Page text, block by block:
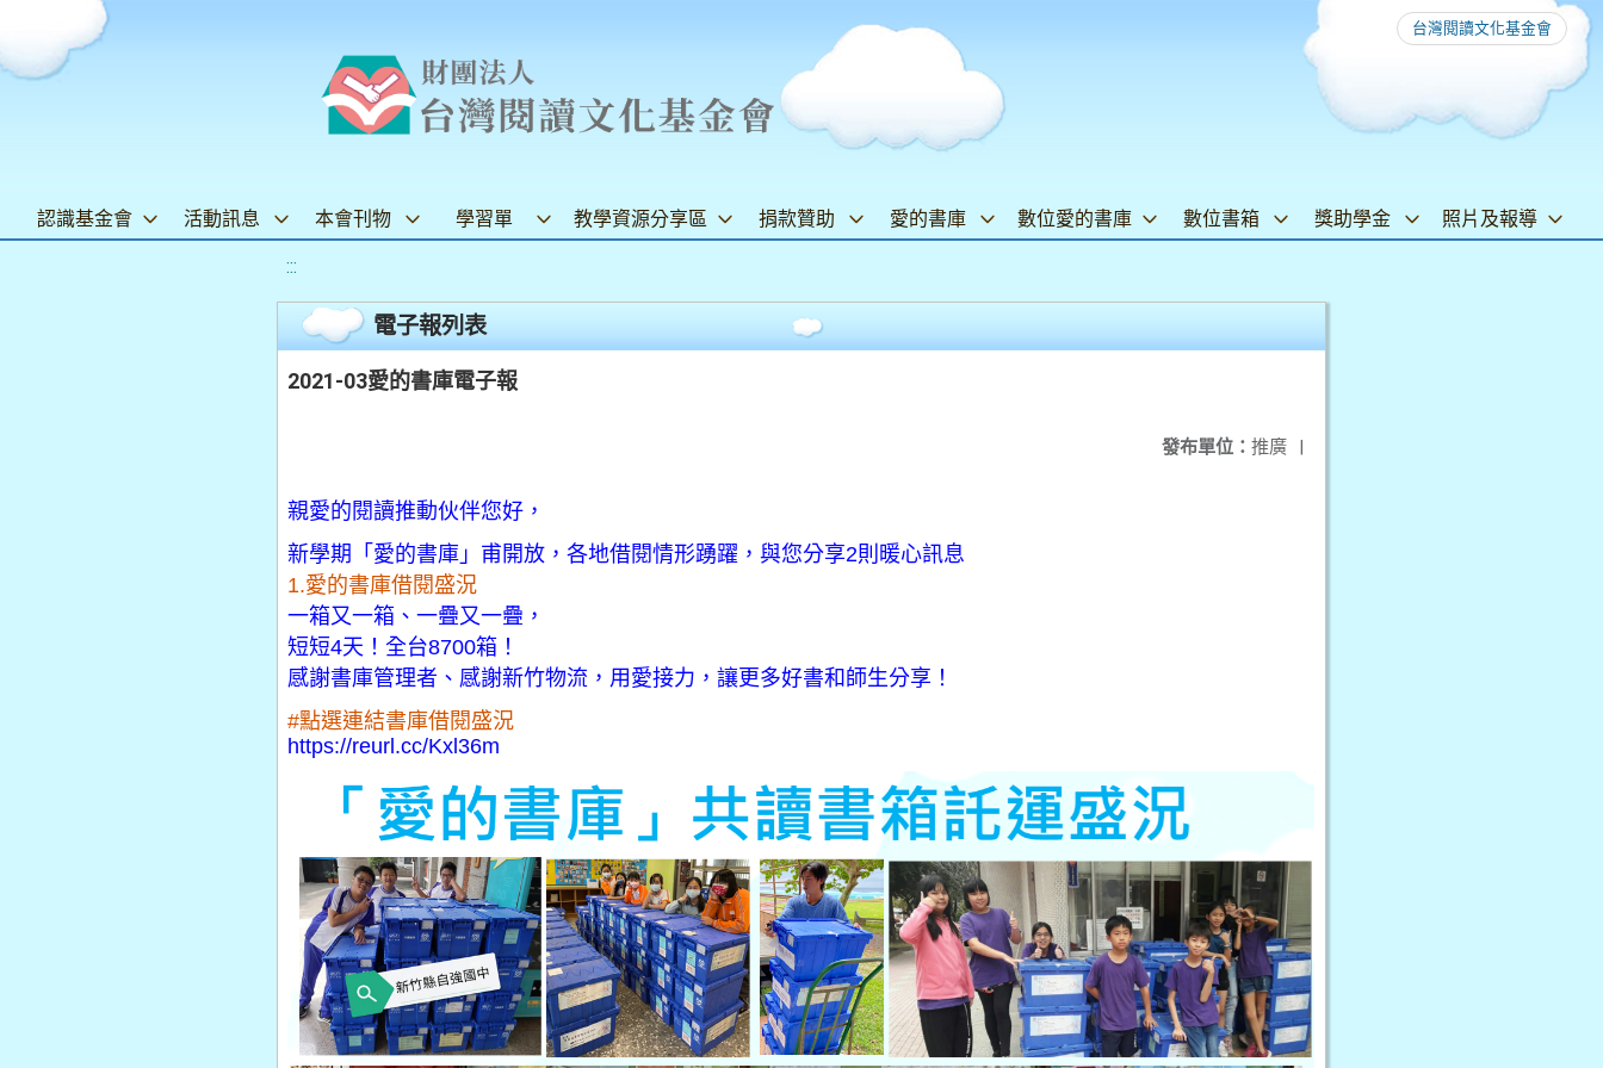
台灣閱讀文化基金會
認識基金會 活動訊息 本會刊物 學習單 教學資源分享區 捐款贊助 愛的書庫 數位愛的書庫 數位書箱 獎助學金 照片及報導
:::
電子報列表
2021-03愛的書庫電子報
發布單位： 推廣 |
親愛的閱讀推動伙伴您好，
新學期「愛的書庫」甫開放，各地借閱情形踴躍，與您分享2則暖心訊息
1.愛的書庫借閱盛況
一箱又一箱、一疊又一疊，
短短4天！全台8700箱！
感謝書庫管理者、感謝新竹物流，用愛接力，讓更多好書和師生分享！
#點選連結書庫借閱盛況
https://reurl.cc/Kxl36m